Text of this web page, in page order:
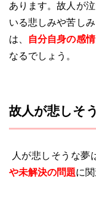
あります。故人が
いる悲しみや苦し
は、
自分自身の感
なるでしょう。
故人が悲しそ
人が悲しそうな夢
や未解決の問題に